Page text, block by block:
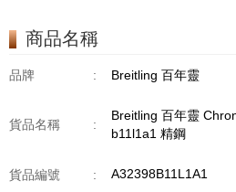
商品名稱
品牌 : Breitling 百年靈
貨品名稱 :
Breitling 百年靈
b11l1a1 精鋼
貨品編號 : A32398B11L1A1